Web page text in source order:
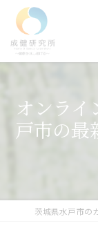
オンライ
戸市の最